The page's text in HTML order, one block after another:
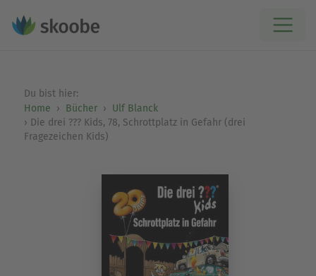
Du bist hier:
Home
Bücher
Ulf Blanck
Die drei ??? Kids, 78, Schrottplatz in Gefahr (drei
Fragezeichen Kids)